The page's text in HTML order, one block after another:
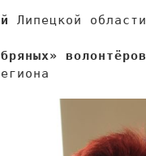
Липецкой области
» волонтёров